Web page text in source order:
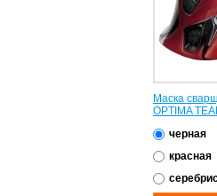
Маска
OPTIMA
черная
красная